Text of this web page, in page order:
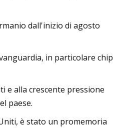
dall'inizio di agosto
in particolare chip
e alla crescente pressione
paese.
è stato un promemoria